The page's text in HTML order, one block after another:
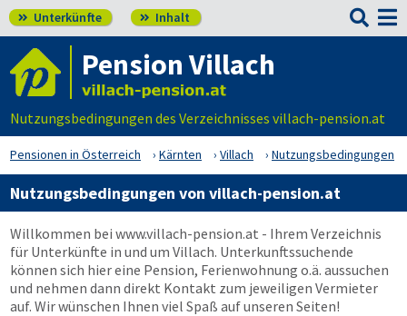
 Unterkünfte  Inhalt 
Pension Villach
Nutzungsbedingungen des Verzeichnisses villach-pension.at
Pensionen in Österreich Kärnten Villach Nutzungsbedingungen
Nutzungsbedingungen von villach-pension.at
Willkommen bei www.villach-pension.at - Ihrem Verzeichnis
für Unterkünfte in und um Villach. Unterkunftssuchende
können sich hier eine Pension, Ferienwohnung o.ä. aussuchen
und nehmen dann direkt Kontakt zum jeweiligen Vermieter
auf. Wir wünschen Ihnen viel Spaß auf unseren Seiten!